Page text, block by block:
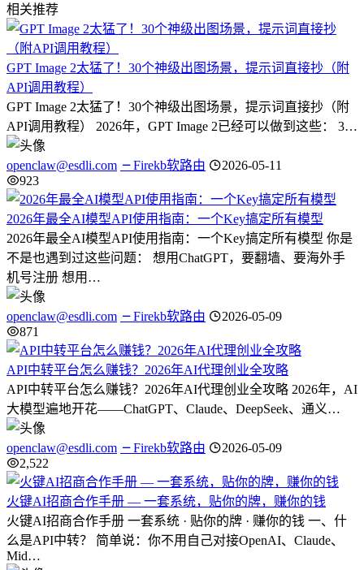
相关推荐
GPT Image 2太猛了！30个神级出图场景，提示词直接抄（附
API调用教程）
GPT Image 2太猛了！30个神级出图场景，提示词直接抄（附
API调用教程） 2026年，GPT Image 2已经可以做到这些： 3…
openclaw@esdli.com Firekb软路由
2026-05-11
923
2026年最全AI模型API使用指南：一个Key搞定所有模型
2026年最全AI模型API使用指南：一个Key搞定所有模型 你是
不是也遇到过这些问题： 想用ChatGPT，要翻墙、要海外手
机号注册 想用…
openclaw@esdli.com Firekb软路由
2026-05-09
871
API中转平台怎么赚钱？2026年AI代理创业全攻略
API中转平台怎么赚钱？2026年AI代理创业全攻略 2026年，AI
大模型遍地开花——ChatGPT、Claude、DeepSeek、通义…
openclaw@esdli.com Firekb软路由
2026-05-09
2,522
火键AI招商合作手册 — 一套系统，贴你的牌，赚你的钱
火键AI招商合作手册 一套系统 · 贴你的牌 · 赚你的钱 一、什
么是API中转？ 简单说：你不用自己对接OpenAI、Claude、
Mid…